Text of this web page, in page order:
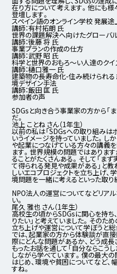
在り方について考えます。他にも
登壇します。
スペイン語のオンライン学校 発展
講師：有村拓朗 氏
世界の課題解決へ向けたグローバ
講師：後藤 将 氏
事業プランの作成の仕方
講師：武野 昭 氏
科学と世界のおもろ～い人達のク
講師：樋口雅一 氏
建築物の長寿命化-住み続けられる
境デザイン手法
講師：飯田 匡 氏
参加者の声
SDGsと向き合う事業家の方から「
だ。
池上 ことね さん（1年生）
以前の私は「SDGsへの取り組みは
いうイメージを持っていました。し
や起業につなげている方々の講義
ます。世界規模の問題ではありま
ることがたくさんある。そして「ま
て得られる発見や成果がある」と教
しいエコプロジェクトを立ち上げ、
境問題を一緒に考えるといった取
NPO法人の運営についてなどリア
い。
尾久 雅也 さん（1年生）
高校生の頃からSDGsに関心を持ち
りたい」と考えていました。そのた
立ち上げや運営について学ぼうと
では、起業家の方から体験談が直
際にどんな問題があるか、どう成
もったお話を通して「自分ならこう
しながら学べています。僕の最大
はじめ、環境や貧困についてなど
すね。